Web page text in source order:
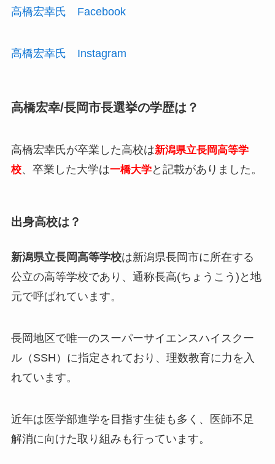
高橋宏幸氏 Facebook
高橋宏幸氏 Instagram
高橋宏幸/長岡市長選挙の学歴は？
高橋宏幸氏が卒業した高校は新潟県立長岡高等学
校、卒業した大学は一橋大学と記載がありました。
出身高校は？
新潟県立長岡高等学校は新潟県長岡市に所在する
公立の高等学校であり、通称長高(ちょうこう)と地
元で呼ばれています。
長岡地区で唯一のスーパーサイエンスハイスクー
ル（SSH）に指定されており、理数教育に力を入
れています。
近年は医学部進学を目指す生徒も多く、医師不足
解消に向けた取り組みも行っています。